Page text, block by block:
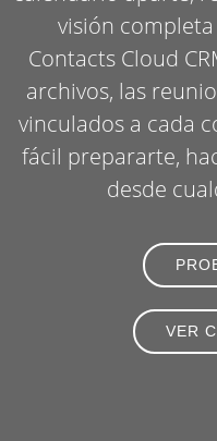
visión
Contacts Cloud
archivos, las
vinculados a cada
fácil prepararte,
desde
VER